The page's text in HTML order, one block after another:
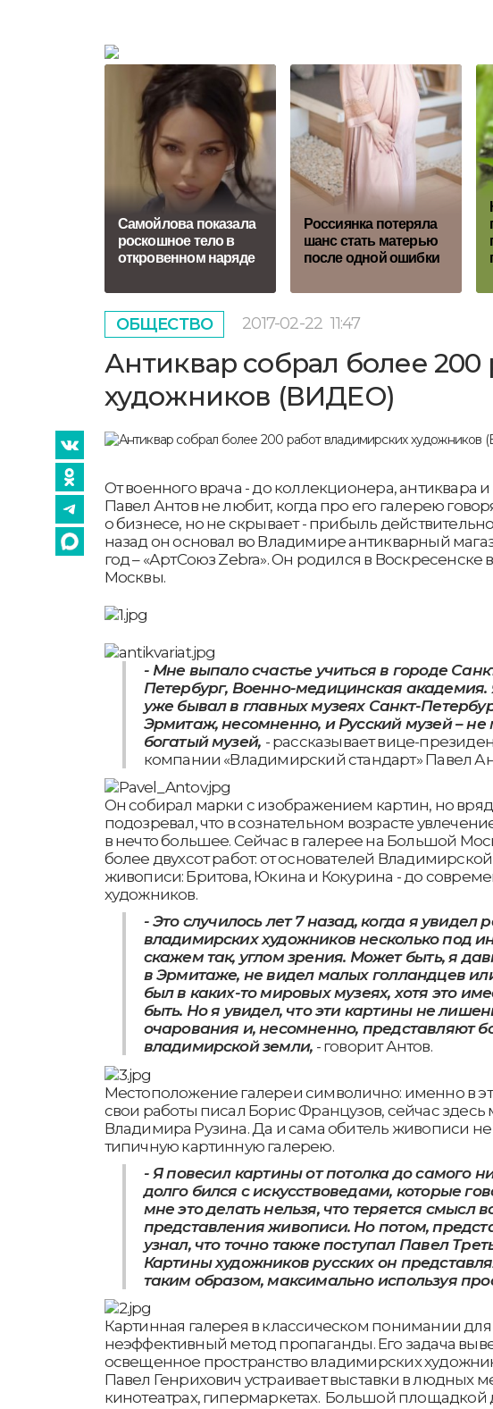
Самойлова показала
роскошное тело в
откровенном наряде
Россиянка потеряла
шанс стать матерью
после одной ошибки
ОБЩЕСТВО 2017-02-22 11:47
Антиквар собрал более
художников (ВИДЕО)
От военного врача - до коллекционера, антиквара
Павел Антов не любит, когда про его галерею
о бизнесе, но не скрывает - прибыль действительно
назад он основал во Владимире антикварный
год – «АртСоюз Zebra». Он родился в Воскресенске
Москвы.
- Мне выпало счастье учиться в городе
Петербург, Военно-медицинская академия.
уже бывал в главных музеях Санкт-
Эрмитаж, несомненно, и Русский музей – не
богатый музей, - рассказывает вице-
компании «Владимирский стандарт» Павел
Он собирал марки с изображением картин, но
подозревал, что в сознательном возрасте
в нечто большее. Сейчас в галерее на Большой
более двухсот работ: от основателей
живописи: Бритова, Юкина и Кокурина - до
художников.
- Это случилось лет 7 назад, когда я увидел
владимирских художников несколько под
скажем так, углом зрения. Может быть, я
в Эрмитаже, не видел малых голландцев
был в каких-то мировых музеях, хотя это
быть. Но я увидел, что эти картины не
очарования и, несомненно, представляют
владимирской земли, - говорит Антов.
Местоположение галереи символично: именно в
свои работы писал Борис Французов, сейчас здесь
Владимира Рузина. Да и сама обитель живописи
типичную картинную галерею.
- Я повесил картины от потолка до самого
долго бился с искусствоведами, которые
мне это делать нельзя, что теряется смысл
представления живописи. Но потом,
узнал, что точно также поступал Павел
Картины художников русских он
таким образом, максимально используя
Картинная галерея в классическом понимании для
неэффективный метод пропаганды. Его задача
освещенное пространство владимирских
Павел Генрихович устраивает выставки в людных
кинотеатрах, гипермаркетах. Большой